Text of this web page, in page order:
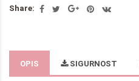
Share:
OPIS SIGURNOST